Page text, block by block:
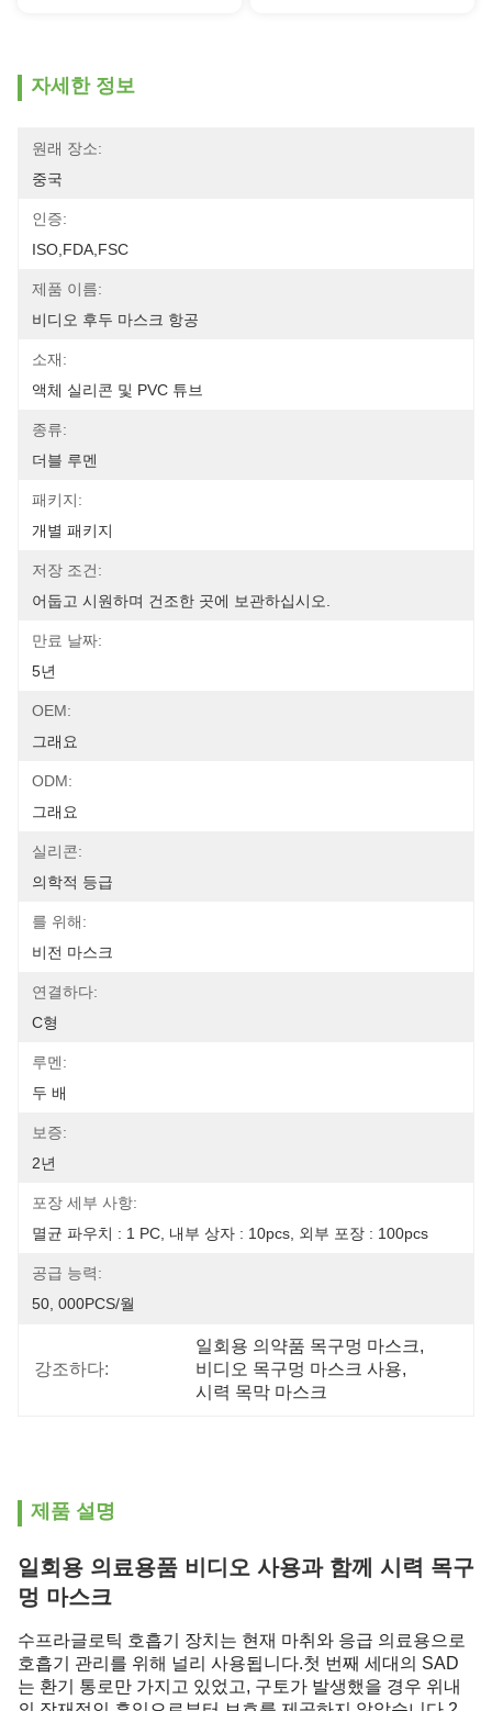
자세한 정보
원래 장소:
중국
인증:
ISO,FDA,FSC
제품 이름:
비디오 후두 마스크 항공
소재:
액체 실리콘 및 PVC 튜브
종류:
더블 루멘
패키지:
개별 패키지
저장 조건:
어둡고 시원하며 건조한 곳에 보관하십시오.
만료 날짜:
5년
OEM:
그래요
ODM:
그래요
실리콘:
의학적 등급
를 위해:
비전 마스크
연결하다:
C형
루멘:
두 배
보증:
2년
포장 세부 사항:
멸균 파우치 : 1 PC, 내부 상자 : 10pcs, 외부 포장 : 100pcs
공급 능력:
50, 000PCS/월
강조하다:
일회용 의약품 목구멍 마스크,
비디오 목구멍 마스크 사용,
시력 목막 마스크
제품 설명
일회용 의료용품 비디오 사용과 함께 시력 목구
멍 마스크
수프라글로틱 호흡기 장치는 현재 마취와 응급 의료용으로
호흡기 관리를 위해 널리 사용됩니다.첫 번째 세대의 SAD
는 환기 통로만 가지고 있었고, 구토가 발생했을 경우 위내